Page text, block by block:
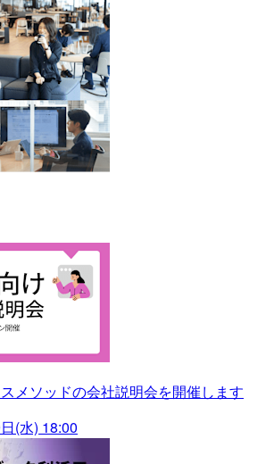
スメソッドの会社説明会を開催します
(水) 18:00